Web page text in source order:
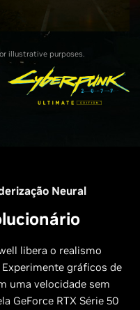
illustrative purposes.
Neural
libera o realismo
gráficos de
uma velocidade sem
GeForce RTX Série 50